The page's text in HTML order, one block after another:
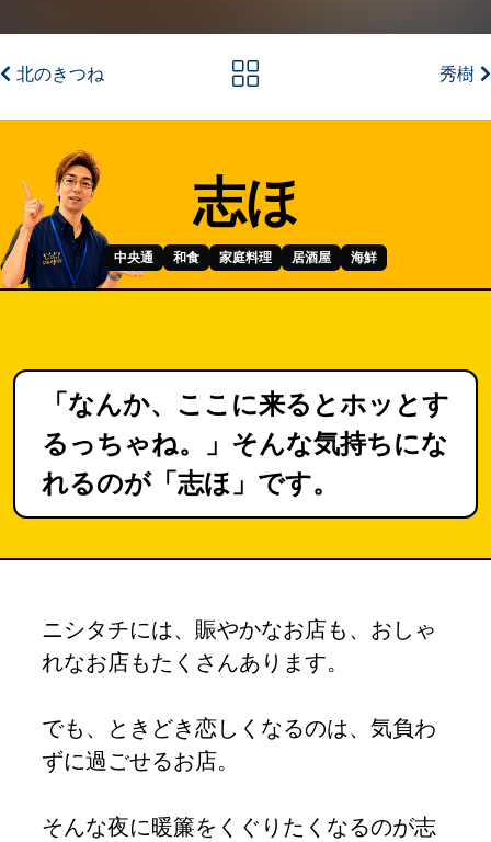
北のきつね 秀樹
志ほ
中央通 和食 家庭料理 居酒屋 海鮮
「なんか、ここに来るとホッとす
るっちゃね。」そんな気持ちにな
れるのが「志ほ」です。
ニシタチには、賑やかなお店も、おしゃ
れなお店もたくさんあります。
でも、ときどき恋しくなるのは、気負わ
ずに過ごせるお店。
そんな夜に暖簾をくぐりたくなるのが志